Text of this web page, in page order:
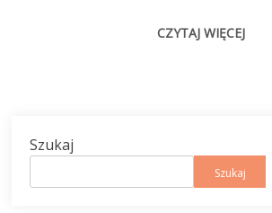
CZYTAJ WIĘCEJ
Szukaj
Szukaj